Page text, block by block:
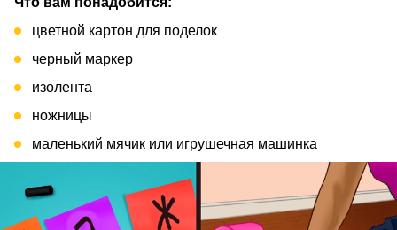
цветной картон для поделок
черный маркер
изолента
ножницы
маленький мячик или игрушечная машинка